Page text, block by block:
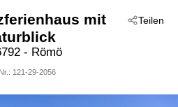
Teilen
mit
- Römö
121-29-2056